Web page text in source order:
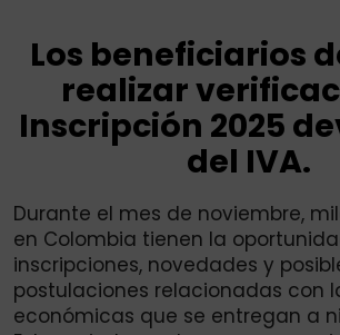
Los beneficiarios
realizar
Inscripción 2025
del IVA.
Durante el mes de noviembre,
en Colombia tienen la
inscripciones, novedades y
postulaciones relacionadas con
económicas que se entregan a